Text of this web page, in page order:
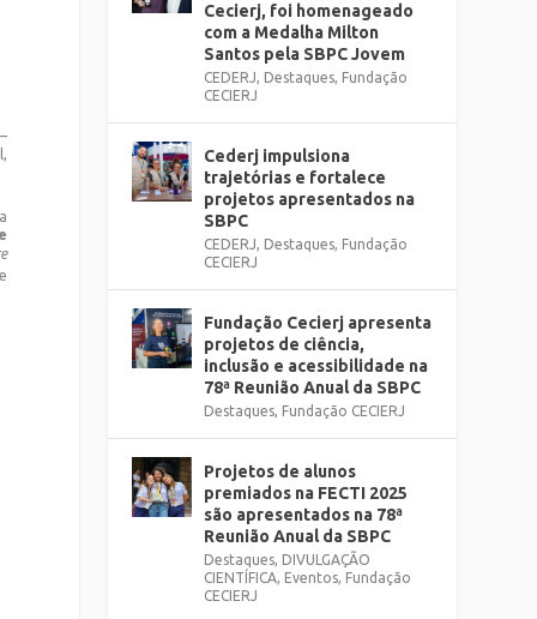
Cecierj, foi homenageado
com a Medalha Milton
Santos pela SBPC Jovem
CEDERJ, Destaques, Fundação
CECIERJ
Cederj impulsiona
trajetórias e fortalece
projetos apresentados na
SBPC
CEDERJ, Destaques, Fundação
CECIERJ
Fundação Cecierj apresenta
projetos de ciência,
inclusão e acessibilidade na
78ª Reunião Anual da SBPC
Destaques, Fundação CECIERJ
Projetos de alunos
premiados na FECTI 2025
são apresentados na 78ª
Reunião Anual da SBPC
Destaques, DIVULGAÇÃO
CIENTÍFICA, Eventos, Fundação
CECIERJ